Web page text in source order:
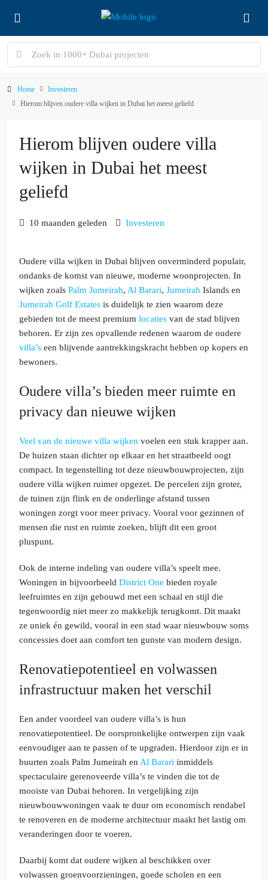
Home
Investeren
Hierom blijven oudere villa wijken in Dubai het meest geliefd
Hierom blijven oudere villa
wijken in Dubai het meest
geliefd
10 maanden geleden Investeren
Oudere villa wijken in Dubai blijven onverminderd populair,
ondanks de komst van nieuwe, moderne woonprojecten. In
wijken zoals Palm Jumeirah, Al Barari, Jumeirah Islands en
Jumeirah Golf Estates is duidelijk te zien waarom deze
gebieden tot de meest premium locaties van de stad blijven
behoren. Er zijn zes opvallende redenen waarom de oudere
villa’s een blijvende aantrekkingskracht hebben op kopers en
bewoners.
Oudere villa’s bieden meer ruimte en
privacy dan nieuwe wijken
Veel van de nieuwe villa wijken voelen een stuk krapper aan.
De huizen staan dichter op elkaar en het straatbeeld oogt
compact. In tegenstelling tot deze nieuwbouwprojecten, zijn
oudere villa wijken ruimer opgezet. De percelen zijn groter,
de tuinen zijn flink en de onderlinge afstand tussen
woningen zorgt voor meer privacy. Vooral voor gezinnen of
mensen die rust en ruimte zoeken, blijft dit een groot
pluspunt.
Ook de interne indeling van oudere villa’s speelt mee.
Woningen in bijvoorbeeld District One bieden royale
leefruimtes en zijn gebouwd met een schaal en stijl die
tegenwoordig niet meer zo makkelijk terugkomt. Dit maakt
ze uniek én gewild, vooral in een stad waar nieuwbouw soms
concessies doet aan comfort ten gunste van modern design.
Renovatiepotentieel en volwassen
infrastructuur maken het verschil
Een ander voordeel van oudere villa’s is hun
renovatiepotentieel. De oorspronkelijke ontwerpen zijn vaak
eenvoudiger aan te passen of te upgraden. Hierdoor zijn er in
buurten zoals Palm Jumeirah en Al Barari inmiddels
spectaculaire gerenoveerde villa’s te vinden die tot de
mooiste van Dubai behoren. In vergelijking zijn
nieuwbouwwoningen vaak te duur om economisch rendabel
te renoveren en de moderne architectuur maakt het lastig om
veranderingen door te voeren.
Daarbij komt dat oudere wijken al beschikken over
volwassen groenvoorzieningen, goede scholen en een